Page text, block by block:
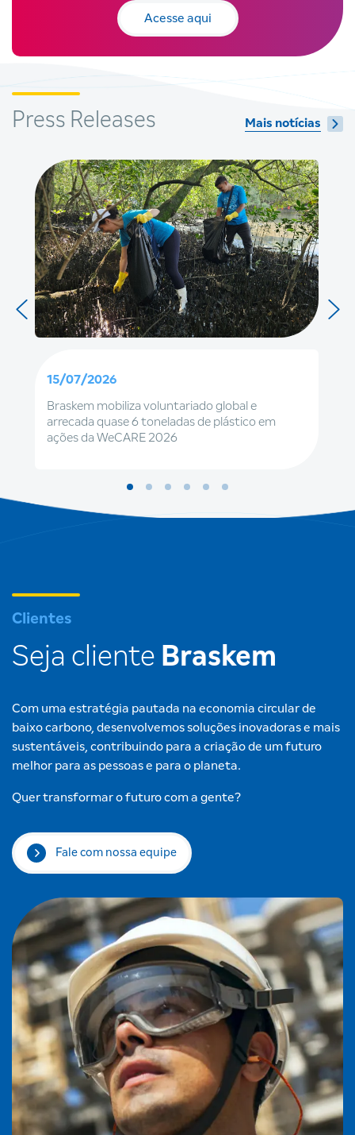
Acesse aqui
Press Releases Mais notícias
15/07/2026
Braskem mobiliza voluntariado global e
arrecada quase 6 toneladas de plástico em
ações da WeCARE 2026
Clientes
Seja cliente Braskem
Com uma estratégia pautada na economia circular de
baixo carbono, desenvolvemos soluções inovadoras e mais
sustentáveis, contribuindo para a criação de um futuro
melhor para as pessoas e para o planeta.
Quer transformar o futuro com a gente?
Fale com nossa equipe